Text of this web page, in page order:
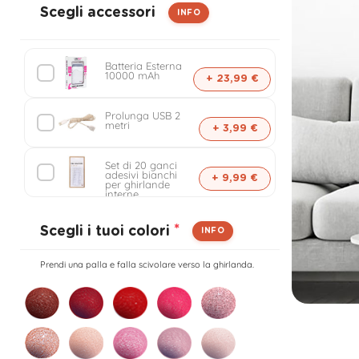
d
a
p
e
s
Scegli accessori INFO
Batteria Esterna
10000 mAh + 23,99 €
Prolunga USB 2
metri + 3,99 €
Set di 20 ganci
adesivi bianchi
per ghirlande
interne
+ 9,99 €
Scegli i tuoi colori * INFO
Prendi una palla e falla scivolare verso la ghirlanda.